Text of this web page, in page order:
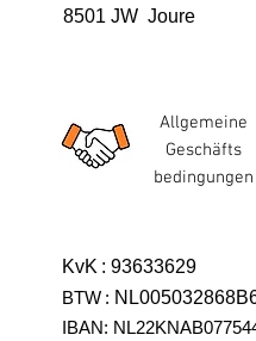
8501 JW Joure
Allgemeine
Geschäfts
bedingungen
KvK : 93633629
BTW :
IBAN: